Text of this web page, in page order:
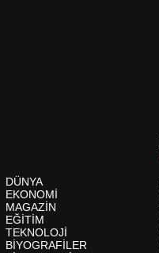
DÜNYA
EKONOMİ
MAGAZİN
EĞİTİM
TEKNOLOJİ
BİYOGRAFİLER